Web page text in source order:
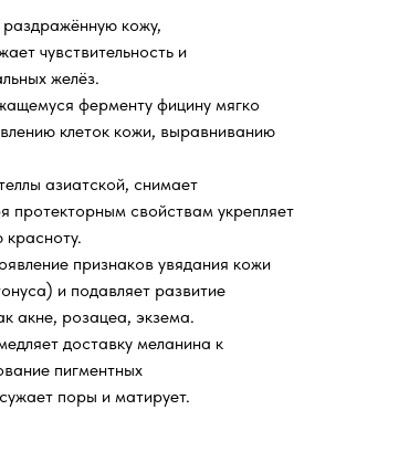
раздражённую кожу,
чувствительность и
желёз.
ферменту фицину мягко
клеток кожи, выравниванию
азиатской, снимает
протекторным свойствам укрепляет
признаков увядания кожи
и подавляет развитие
акне, розацеа, экзема.
доставку меланина к
пигментных
поры и матирует.